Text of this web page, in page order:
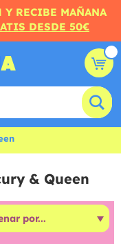
Y RECIBE MAÑANA
DESDE 50€
& Queen